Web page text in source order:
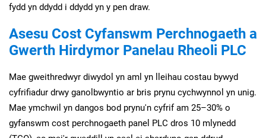
fydd yn ddydd i ddydd yn y pen draw.
Asesu Cost Cyfanswm Perchnogaeth a
Gwerth Hirdymor Panelau Rheoli PLC
Mae gweithredwyr diwydol yn aml yn lleihau costau bywyd
cyfrifiadur drwy ganolbwyntio ar bris prynu cychwynnol yn unig.
Mae ymchwil yn dangos bod prynu'n cyfrif am 25–30% o
gyfanswm cost perchnogaeth panel PLC dros 10 mlynedd